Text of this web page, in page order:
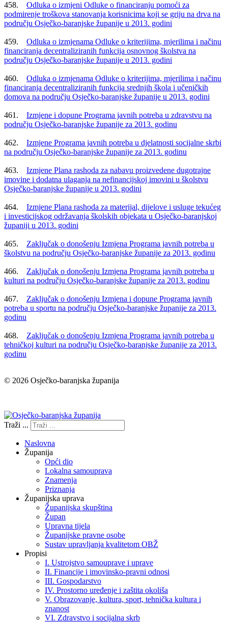
458. Odluka o izmjeni Odluke o financiranju pomoći za
podmirenje troškova stanovanja korisnicima koji se griju na drva na
području Osječko-baranjske županije u 2013. godini
459. Odluka o izmjenama Odluke o kriterijima, mjerilima i načinu
financiranja decentraliziranih funkcija osnovnog školstva na
području Osječko-baranjske županije u 2013. godini
460. Odluka o izmjenama Odluke o kriterijima, mjerilima i načinu
financiranja decentraliziranih funkcija srednjih škola i učeničkih
domova na području Osječko-baranjske županije u 2013. godini
461. Izmjene i dopune Programa javnih potreba u zdravstvu na
području Osječko-baranjske županije za 2013. godinu
462. Izmjene Programa javnih potreba u djelatnosti socijalne skrbi
na području Osječko-baranjske županije za 2013. godinu
463. Izmjene Plana rashoda za nabavu proizvedene dugotrajne
imovine i dodatna ulaganja na nefinancijskoj imovini u školstvu
Osječko-baranjske županije u 2013. godini
464. Izmjene Plana rashoda za materijal, dijelove i usluge tekućeg
i investicijskog održavanja školskih objekata u Osječko-baranjskoj
županiji u 2013. godini
465. Zaključak o donošenju Izmjena Programa javnih potreba u
školstvu na području Osječko-baranjske županije za 2013. godinu
466. Zaključak o donošenju Izmjena Programa javnih potreba u
kulturi na području Osječko-baranjske županije za 2013. godinu
467. Zaključak o donošenju Izmjena i dopune Programa javnih
potreba u sportu na području Osječko-baranjske županije za 2013.
godinu
468. Zaključak o donošenju Izmjena Programa javnih potreba u
tehničkoj kulturi na području Osječko-baranjske županije za 2013.
godinu
© 2026 Osječko-baranjska županija
Traži ...
Naslovna
Županija
Opći dio
Lokalna samouprava
Znamenja
Priznanja
Županijska uprava
Županijska skupština
Župan
Upravna tijela
Županijske pravne osobe
Sustav upravljanja kvalitetom OBŽ
Propisi
I. Ustrojstvo samouprave i uprave
II. Financije i imovinsko-pravni odnosi
III. Gospodarstvo
IV. Prostorno uređenje i zaštita okoliša
V. Obrazovanje, kultura, sport, tehnička kultura i
znanost
VI. Zdravstvo i socijalna skrb